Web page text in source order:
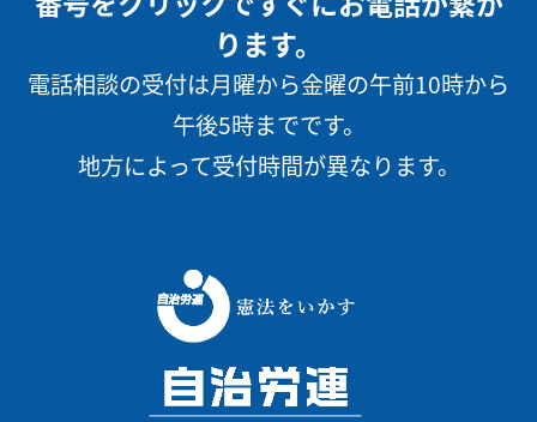
ります。
電話相談の受付は月曜から金曜の午前10時から
午後5時までです。
地方によって受付時間が異なります。